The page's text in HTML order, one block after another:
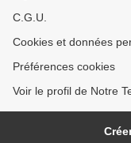
C.G.U.
Cookies et données
Préférences cookies
Voir le profil de Notre